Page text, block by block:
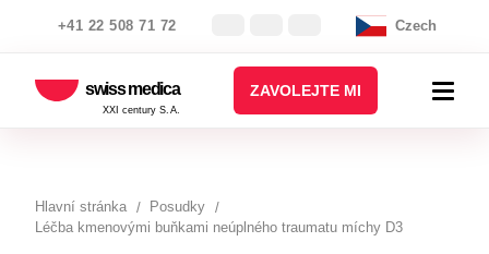
+41 22 508 71 72 Czech
swiss medica
XXI century S.A.
ZAVOLEJTE MI
Hlavní stránka
Posudky
Léčba kmenovými buňkami neúplného traumatu míchy D3